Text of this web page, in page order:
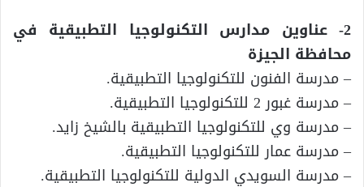
2- عناوين مدارس التكنولوجيا التطبيقية في
محافظة الجيزة
– مدرسة الفنون للتكنولوجيا التطبيقية.
– مدرسة غبور 2 للتكنولوجيا التطبيقية.
– مدرسة وي للتكنولوجيا التطبيقية بالشيخ زايد.
– مدرسة عمار للتكنولوجيا التطبيقية.
– مدرسة السويدي الدولية للتكنولوجيا التطبيقية.